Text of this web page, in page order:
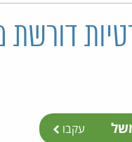
עקבו